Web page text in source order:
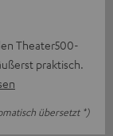
Theater500-
praktisch.
übersetzt *)